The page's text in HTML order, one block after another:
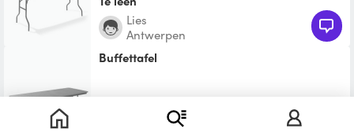
Lies
Antwerpen
Buffettafel